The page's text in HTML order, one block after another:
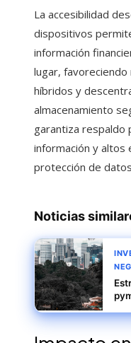
La accesibilidad
dispositivos
información
lugar,
híbridos y
almacenamiento
garantiza respaldo
información y altos
protección de
Noticias